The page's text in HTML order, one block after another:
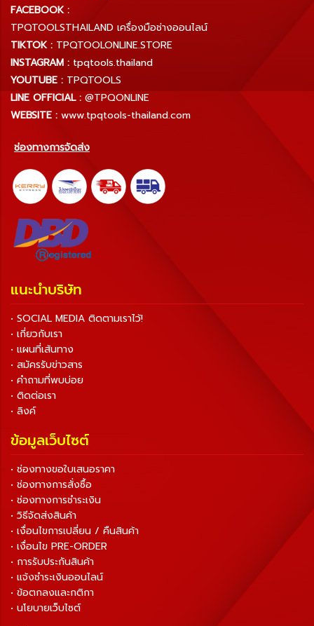
FACEBOOK :
TPQTOOLSTHAILAND เครื่องมือช่างออนไลน์
TIKTOK : TPQTOOLONLINE.STORE
INSTAGRAM : tpqtools.thailand
YOUTUBE : TPQTOOLS
LINE OFFICIAL : @TPQONLINE
WEBSITE : www.tpqtools-thailand.com
ช่องทางการจัดส่ง
แนะนำบริษัท
• SOCIAL MEDIA ติดตามเราไว้!
• เกี่ยวกับเรา
• แผนที่เส้นทาง
• สมัครรับข่าวสาร
• คำถามที่พบบ่อย
• ติดต่อเรา
• ลิงค์
ข้อมูลเว็บไซต์
• ช่องทางขอใบเสนอราคา
• ช่องทางการสั่งซื้อ
• ช่องทางการชำระเงิน
• วิธีจัดส่งสินค้า
• เงื่อนไขการเปลี่ยน / คืนสินค้า
• เงื่อนไข PRE-ORDER
• การรับประกันสินค้า
• แจ้งชำระเงินออนไลน์
• ข้อตกลงและกติกา
• นโยบายเว็บไซต์